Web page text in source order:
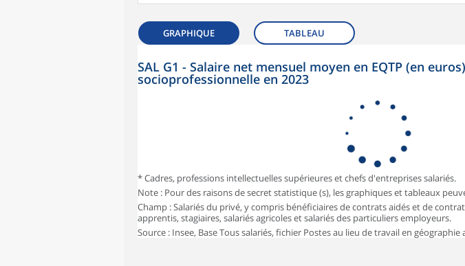
GRAPHIQUE TABLEAU
SAL G1 - Salaire net mensuel moyen en EQTP (en
socioprofessionnelle en 2023
* Cadres, professions intellectuelles supérieures et chefs d'entreprises salariés.
Note : Pour des raisons de secret statistique (s), les graphiques et tableaux
Champ : Salariés du privé, y compris bénéficiaires de contrats aidés et de
apprentis, stagiaires, salariés agricoles et salariés des particuliers employeurs.
Source : Insee, Base Tous salariés, fichier Postes au lieu de travail en géographie